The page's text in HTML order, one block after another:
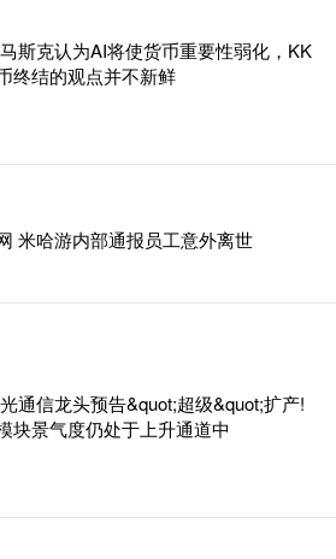
斯克认为AI将使货币重要性弱化，KK
终结的观点并不新鲜
米哈游内部通报员工意外离世
通信龙头预告&quot;超级&quot;扩产!
块景气度仍处于上升通道中